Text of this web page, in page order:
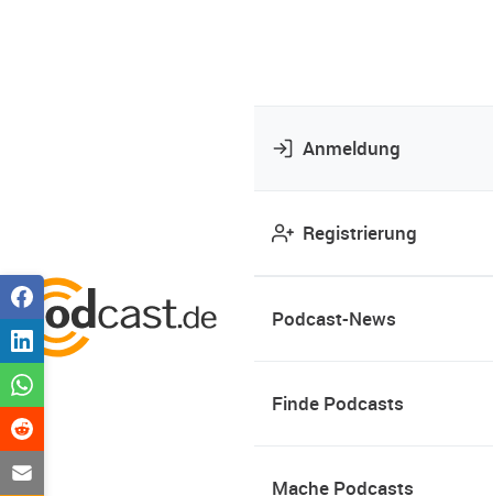
Anmeldung
Registrierung
Podcast-News
Finde Podcasts
Mache Podcasts